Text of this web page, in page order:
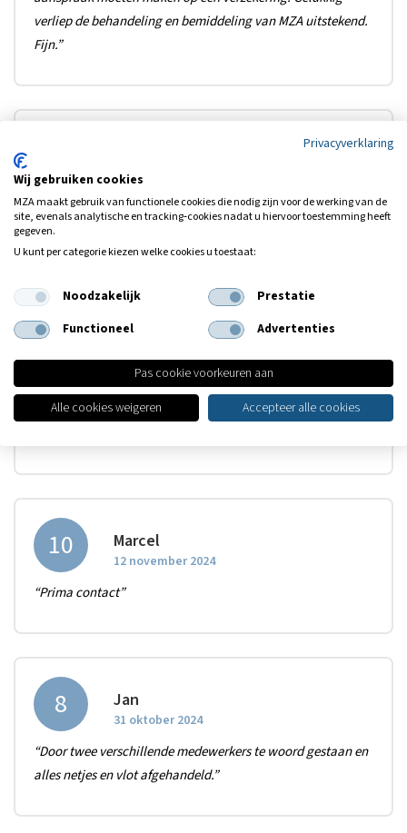
verliep de behandeling en bemiddeling van MZA uitstekend.
Fijn.”
19 november 2024
“Al sinds jaar en dag ál mijn verzekeringen hier onder één
dak, en sinds kort ook mijn hypotheek. Goed eerlijk kundig
en transparant, en dan ook nog eens heel scherp geprijsd !!”
10 Jan
19 november 2024
“Gemeld op de site, schade geregeld binnen een paar
10 Marcel
12 november 2024
“Prima contact”
8 Jan
31 oktober 2024
“Door twee verschillende medewerkers te woord gestaan en
alles netjes en vlot afgehandeld.”
Privacyverklaring
Wij gebruiken cookies
MZA maakt gebruik van functionele cookies die nodig zijn voor de werking van de
site, evenals analytische en tracking‑cookies nadat u hiervoor toestemming heeft
gegeven.
U kunt per categorie kiezen welke cookies u toestaat:
Noodzakelijk
Prestatie
Functioneel
Advertenties
Pas cookie voorkeuren aan
Alle cookies weigeren
Accepteer alle cookies